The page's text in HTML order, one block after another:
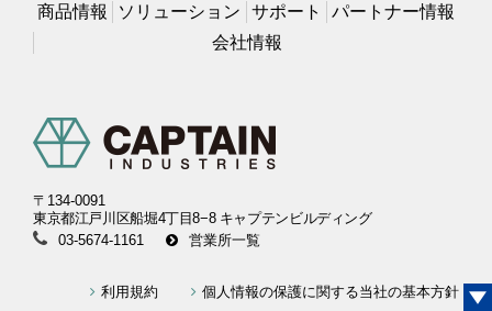
商品情報 ソリューション サポート
パートナー情報
会社情報
〒134-0091
東京都江戸川区船堀4丁目8−8 キャプテンビルディング
03-5674-1161
営業所一覧
利用規約 個人情報の保護に関する当社の基本方針